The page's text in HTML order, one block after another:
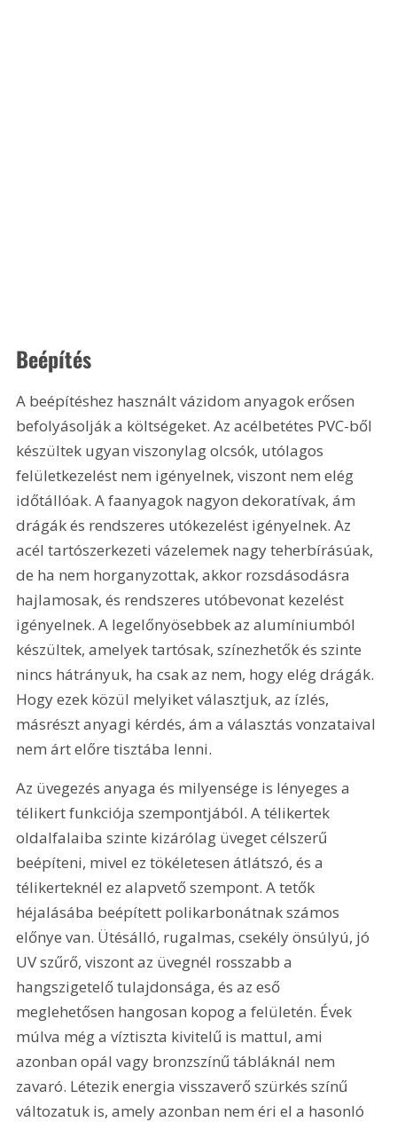
Beépítés
A beépítéshez használt vázidom anyagok erősen
befolyásolják a költségeket. Az acélbetétes PVC-ből
készültek ugyan viszonylag olcsók, utólagos
felületkezelést nem igényelnek, viszont nem elég
időtállóak. A faanyagok nagyon dekoratívak, ám
drágák és rendszeres utókezelést igényelnek. Az
acél tartószerkezeti vázelemek nagy teherbírásúak,
de ha nem horganyzottak, akkor rozsdásodásra
hajlamosak, és rendszeres utóbevonat kezelést
igényelnek. A legelőnyösebbek az alumíniumból
készültek, amelyek tartósak, színezhetők és szinte
nincs hátrányuk, ha csak az nem, hogy elég drágák.
Hogy ezek közül melyiket választjuk, az ízlés,
másrészt anyagi kérdés, ám a választás vonzataival
nem árt előre tisztába lenni.
Az üvegezés anyaga és milyensége is lényeges a
télikert funkciója szempontjából. A télikertek
oldalfalaiba szinte kizárólag üveget célszerű
beépíteni, mivel ez tökéletesen átlátszó, és a
télikerteknél ez alapvető szempont. A tetők
héjalásába beépített polikarbonátnak számos
előnye van. Ütésálló, rugalmas, csekély önsúlyú, jó
UV szűrő, viszont az üvegnél rosszabb a
hangszigetelő tulajdonsága, és az eső
meglehetősen hangosan kopog a felületén. Évek
múlva még a víztiszta kivitelű is mattul, ami
azonban opál vagy bronzszínű tábláknál nem
zavaró. Létezik energia visszaverő szürkés színű
változatuk is, amely azonban nem éri el a hasonló